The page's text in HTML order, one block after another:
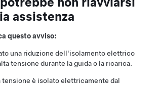
assistenza
questo avviso:
una riduzione dell'isolamento elettrico
tensione durante la guida o la ricarica.
tensione è isolato elettricamente dal